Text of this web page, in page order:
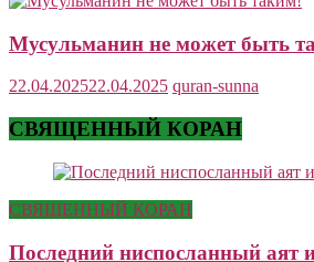
Мусульманин не может быть
22.04.202522.04.2025 quran-sunna
СВЯЩЕННЫЙ КОРАН
СВЯЩЕННЫЙ КОРАН
Последний ниспосланный аят